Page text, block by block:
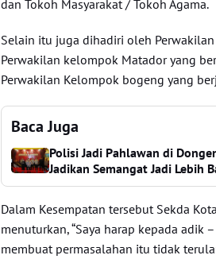
dan Tokoh Masyarakat / Tokoh Agama.
Selain itu juga dihadiri oleh
Perwakilan kelompok Matador yang
Perwakilan Kelompok bogeng yang
Baca Juga
Polisi Jadi Pahlawan di
Jadikan Semangat Jadi Lebih
Dalam Kesempatan tersebut Sekda
menuturkan, “Saya harap kepada
membuat permasalahan itu tidak